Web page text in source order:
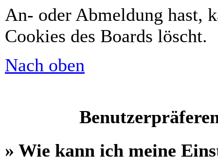
An- oder Abmeldung hast,
Cookies des Boards löscht.
Nach oben
» Wie kann ich meine